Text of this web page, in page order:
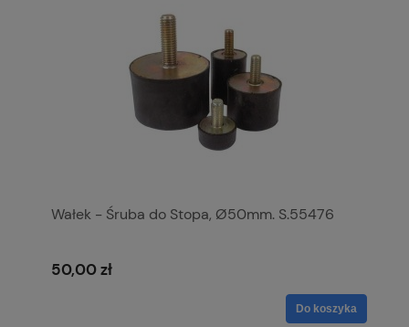
Wałek - Śruba do Stopa, Ø50mm. S.55476
50,00 zł
Do koszyka